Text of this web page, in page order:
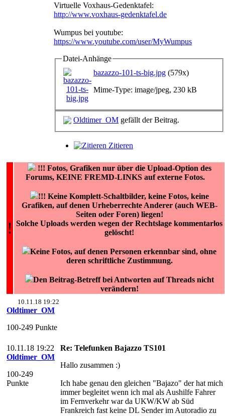
Virtuelle Voxhaus-Gedenktafel:
http://www.voxhaus-gedenktafel.de
Wumpus bei youtube:
https://www.youtube.com/user/MyWumpus
Datei-Anhänge
bazazzo-101-ts-big.jpg (579x)
Mime-Type: image/jpeg, 230 kB
Oldtimer_OM gefällt der Beitrag.
Zitieren
!
!!! Fotos, Grafiken nur über die Upload-Option des
Forums, KEINE FREMD-LINKS auf externe Fotos.
!!! Keine Komplett-Schaltbilder, keine Fotos, keine
Grafiken, auf denen Urheberrechte Anderer (auch WEB-
Seiten oder Foren) liegen!
Solche Uploads werden wegen der Rechtslage kommentarlos
gelöscht!
Keine Fotos, auf denen Personen erkennbar sind, ohne
deren schriftliche Zustimmung.
Den Beitrag-Betreff bei Antworten auf Threads nicht
verändern!
10.11.18 19:22
Oldtimer_OM
100-249 Punkte
10.11.18 19:22
Oldtimer_OM
100-249
Punkte
Re: Telefunken Bajazzo TS101
Hallo zusammen :)
Ich habe genau den gleichen "Bajazo" der hat mich
immer begleitet wenn ich mal als Aushilfe Fahrer
im Fernverkehr war da UKW/KW ab Süd
Frankreich fast keine DL Sender im Autoradio zu